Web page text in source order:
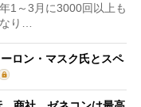
1～3月に3000回以上も
り…
ロン・マスク氏とスペ